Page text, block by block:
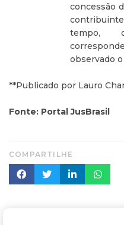
concessão
tempo,
observado
**Publicado por Lauro
Fonte: Portal JusBrasil
COMPARTILHE